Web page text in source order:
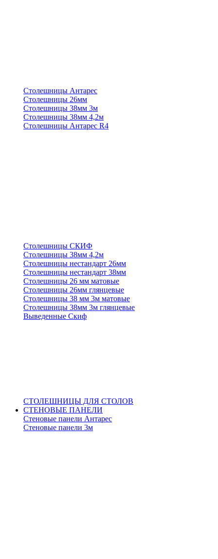
Столешницы Антарес
Столешницы 26мм
Столешницы 38мм 3м
Столешницы 38мм 4,2м
Столешницы Антарес R4
Столешницы СКИФ
Столешницы 38мм 4,2м
Столешницы нестандарт 26мм
Столешницы нестандарт 38мм
Столешницы 26 мм матовые
Столешницы 26мм глянцевые
Столешницы 38 мм 3м матовые
Столешницы 38мм 3м глянцевые
Выведенные Скиф
СТОЛЕШНИЦЫ ДЛЯ СТОЛОВ
СТЕНОВЫЕ ПАНЕЛИ
Стеновые панели Антарес
Стеновые панели 3м